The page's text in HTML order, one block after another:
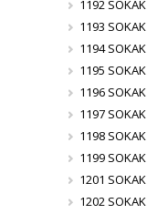
1192 SOKAK
1193 SOKAK
1194 SOKAK
1195 SOKAK
1196 SOKAK
1197 SOKAK
1198 SOKAK
1199 SOKAK
1201 SOKAK
1202 SOKAK